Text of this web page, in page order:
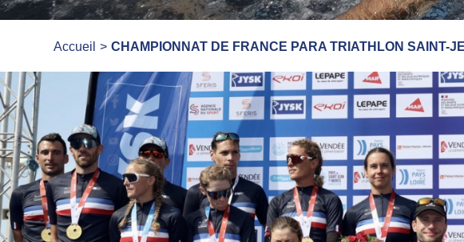
Accueil CHAMPIONNAT DE FRANCE PARA TRIATHLON SAINT-